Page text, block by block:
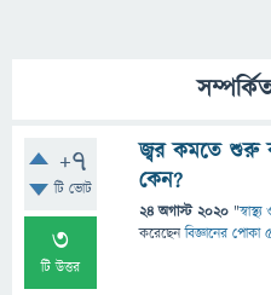
+7
টি ভোট
3
টি উত্তর
জ্বর কমতে শুরু
কেন?
24 অগাস্ট 2020 "
করেছেনবিজ্ঞানের পোকা